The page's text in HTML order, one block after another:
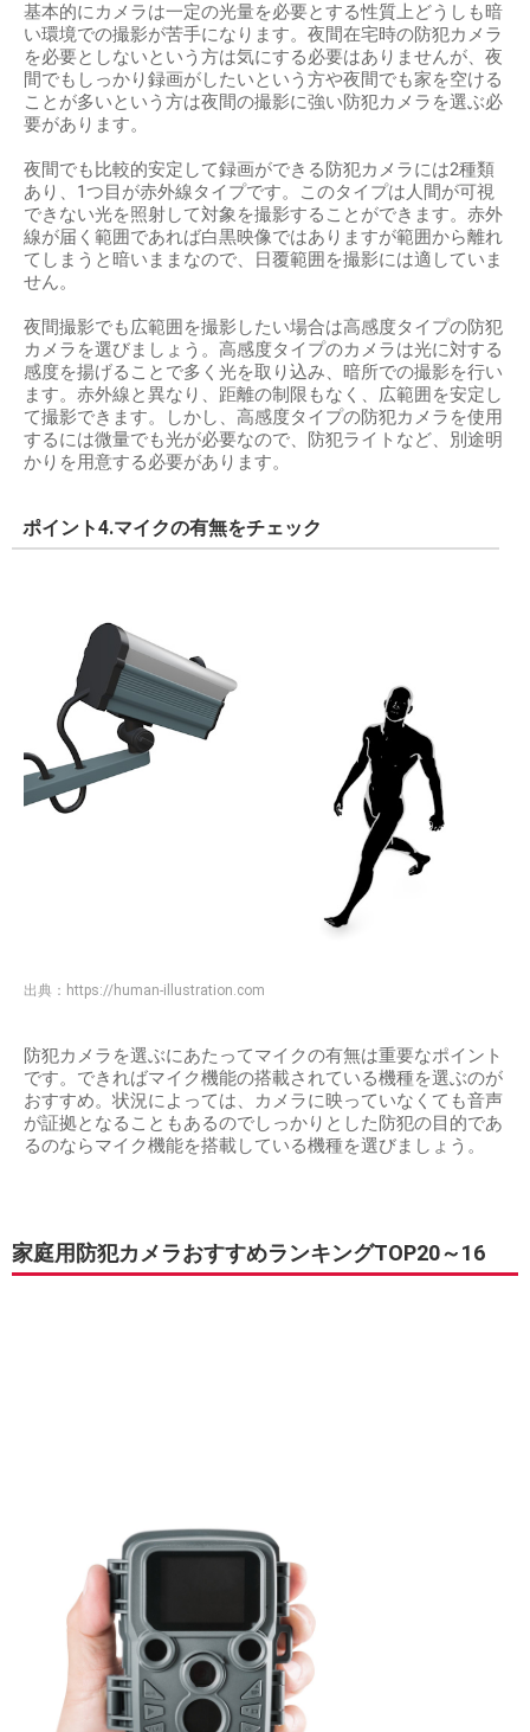
基本的にカメラは一定の光量を必要とする性質上どうしも暗
い環境での撮影が苦手になります。夜間在宅時の防犯カメラ
を必要としないという方は気にする必要はありませんが、夜
間でもしっかり録画がしたいという方や夜間でも家を空ける
ことが多いという方は夜間の撮影に強い防犯カメラを選ぶ必
要があります。
夜間でも比較的安定して録画ができる防犯カメラには2種類
あり、1つ目が赤外線タイプです。このタイプは人間が可視
できない光を照射して対象を撮影することができます。赤外
線が届く範囲であれば白黒映像ではありますが範囲から離れ
てしまうと暗いままなので、日覆範囲を撮影には適していま
せん。
夜間撮影でも広範囲を撮影したい場合は高感度タイプの防犯
カメラを選びましょう。高感度タイプのカメラは光に対する
感度を揚げることで多く光を取り込み、暗所での撮影を行い
ます。赤外線と異なり、距離の制限もなく、広範囲を安定し
て撮影できます。しかし、高感度タイプの防犯カメラを使用
するには微量でも光が必要なので、防犯ライトなど、別途明
かりを用意する必要があります。
ポイント4.マイクの有無をチェック
出典： https://human-illustration.com
防犯カメラを選ぶにあたってマイクの有無は重要なポイント
です。できればマイク機能の搭載されている機種を選ぶのが
おすすめ。状況によっては、カメラに映っていなくても音声
が証拠となることもあるのでしっかりとした防犯の目的であ
るのならマイク機能を搭載している機種を選びましょう。
家庭用防犯カメラおすすめランキングTOP20～16